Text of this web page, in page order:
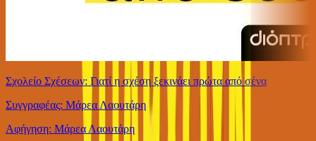
Σχολείο Σχέσεων: Γιατί η σχέση ξεκινάει πρώτα από σένα
Συγγραφέας: Μάρεα Λαουτάρη
Αφήγηση: Μάρεα Λαουτάρη